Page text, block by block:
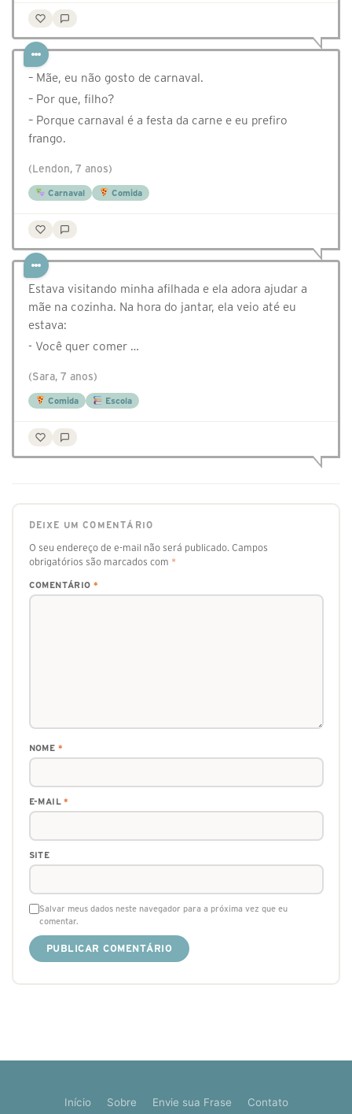
– Mãe, eu não gosto de carnaval.
– Por que, filho?
– Porque carnaval é a festa da carne e eu prefiro
frango.
(Lendon, 7 anos)
Carnaval Comida
Estava visitando minha afilhada e ela adora ajudar a
mãe na cozinha. Na hora do jantar, ela veio até eu
estava:
- Você quer comer …
(Sara, 7 anos)
Comida Escola
DEIXE UM COMENTÁRIO
O seu endereço de e-mail não será publicado. Campos
obrigatórios são marcados com *
COMENTÁRIO *
NOME *
E-MAIL*
SITE
Salvar meus dados neste navegador para a próxima vez que eu
comentar.
Início Sobre Envie sua Frase Contato